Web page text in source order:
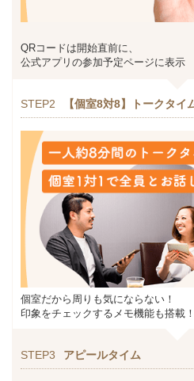
QRコードは開始直前に、
公式アプリの参加予定ページに表示
STEP2 【個室8対8】トークタイ
個室だから周りも気にならない！
印象をチェックするメモ機能も搭載！
STEP3 アピールタイム